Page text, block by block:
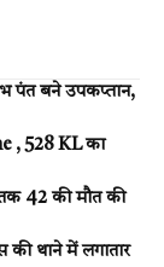
पंत बने उपकप्तान,
, 528 KL का
तक 42 की मौत की
की थाने में लगातार